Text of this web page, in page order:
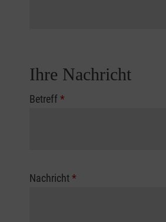
Ihre Nachricht
Betreff*
Nachricht*